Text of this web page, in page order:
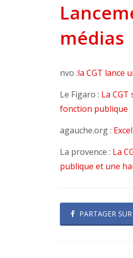
médias
nvo :la CGT lance
Le Figaro : La
fonction publique
agauche.org :
La provence : La
publique et une
PARTAGER